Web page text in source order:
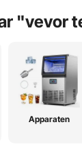
"
Apparaten